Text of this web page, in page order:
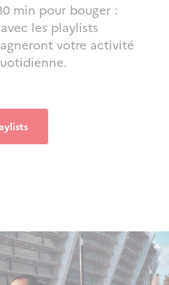
min pour bouger :
les playlists
votre activité